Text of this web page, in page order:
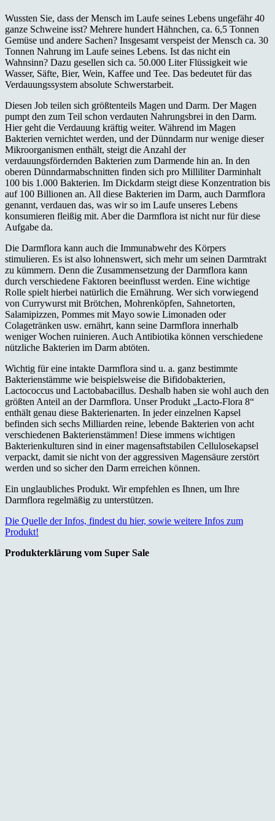
Wussten Sie, dass der Mensch im Laufe seines Lebens ungefähr 40
ganze Schweine isst? Mehrere hundert Hähnchen, ca. 6,5 Tonnen
Gemüse und andere Sachen? Insgesamt verspeist der Mensch ca. 30
Tonnen Nahrung im Laufe seines Lebens. Ist das nicht ein
Wahnsinn? Dazu gesellen sich ca. 50.000 Liter Flüssigkeit wie
Wasser, Säfte, Bier, Wein, Kaffee und Tee. Das bedeutet für das
Verdauungssystem absolute Schwerstarbeit.
Diesen Job teilen sich größtenteils Magen und Darm. Der Magen
pumpt den zum Teil schon verdauten Nahrungsbrei in den Darm.
Hier geht die Verdauung kräftig weiter. Während im Magen
Bakterien vernichtet werden, und der Dünndarm nur wenige dieser
Mikroorganismen enthält, steigt die Anzahl der
verdauungsfördernden Bakterien zum Darmende hin an. In den
oberen Dünndarmabschnitten finden sich pro Milliliter Darminhalt
100 bis 1.000 Bakterien. Im Dickdarm steigt diese Konzentration bis
auf 100 Billionen an. All diese Bakterien im Darm, auch Darmflora
genannt, verdauen das, was wir so im Laufe unseres Lebens
konsumieren fleißig mit. Aber die Darmflora ist nicht nur für diese
Aufgabe da.
Die Darmflora kann auch die Immunabwehr des Körpers
stimulieren. Es ist also lohnenswert, sich mehr um seinen Darmtrakt
zu kümmern. Denn die Zusammensetzung der Darmflora kann
durch verschiedene Faktoren beeinflusst werden. Eine wichtige
Rolle spielt hierbei natürlich die Ernährung. Wer sich vorwiegend
von Currywurst mit Brötchen, Mohrenköpfen, Sahnetorten,
Salamipizzen, Pommes mit Mayo sowie Limonaden oder
Colagetränken usw. ernährt, kann seine Darmflora innerhalb
weniger Wochen ruinieren. Auch Antibiotika können verschiedene
nützliche Bakterien im Darm abtöten.
Wichtig für eine intakte Darmflora sind u. a. ganz bestimmte
Bakterienstämme wie beispielsweise die Bifidobakterien,
Lactococcus und Lactobabacillus. Deshalb haben sie wohl auch den
größten Anteil an der Darmflora. Unser Produkt „Lacto-Flora 8“
enthält genau diese Bakterienarten. In jeder einzelnen Kapsel
befinden sich sechs Milliarden reine, lebende Bakterien von acht
verschiedenen Bakterienstämmen! Diese immens wichtigen
Bakterienkulturen sind in einer magensaftstabilen Cellulosekapsel
verpackt, damit sie nicht von der aggressiven Magensäure zerstört
werden und so sicher den Darm erreichen können.
Ein unglaubliches Produkt. Wir empfehlen es Ihnen, um Ihre
Darmflora regelmäßig zu unterstützen.
Die Quelle der Infos, findest du hier, sowie weitere Infos zum
Produkt!
Produkterklärung vom Super Sale